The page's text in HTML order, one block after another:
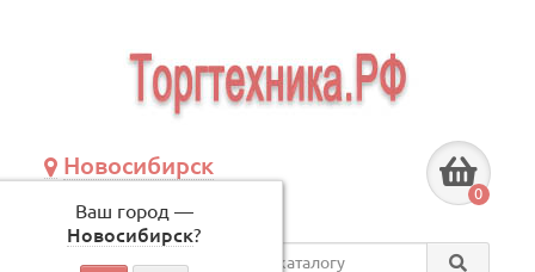
Новосибирск
Ваш город —
Новосибирск?
по будням, с 09:00 до 18:00
0
Везде